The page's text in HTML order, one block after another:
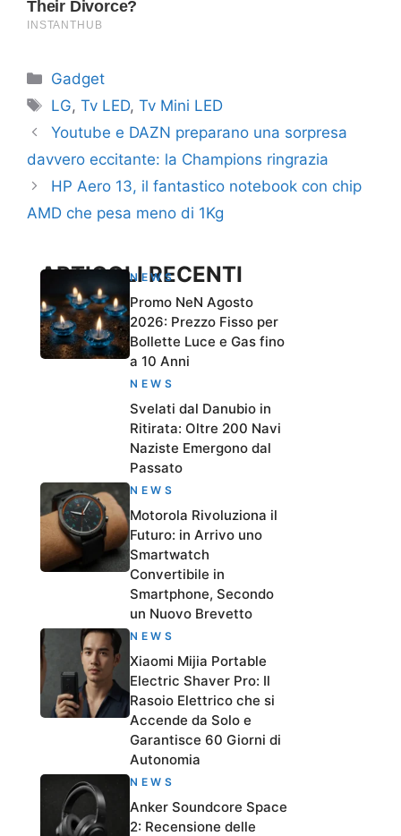
Categorie
Gadget
Tag
LG,Tv LED,Tv Mini LED
Youtube e DAZN preparano una sorpresa
davvero eccitante: la Champions ringrazia
HP Aero 13, il fantastico notebook con chip
AMD che pesa meno di 1Kg
ARTICOLI RECENTI
NEWS
Promo NeN Agosto
2026: Prezzo Fisso per
Bollette Luce e Gas fino
a 10 Anni
NEWS
Svelati dal Danubio in
Ritirata: Oltre 200 Navi
Naziste Emergono dal
Passato
NEWS
Motorola Rivoluziona il
Futuro: in Arrivo uno
Smartwatch
Convertibile in
Smartphone, Secondo
un Nuovo Brevetto
NEWS
Xiaomi Mijia Portable
Electric Shaver Pro: Il
Rasoio Elettrico che si
Accende da Solo e
Garantisce 60 Giorni di
Autonomia
NEWS
Anker Soundcore Space
2: Recensione delle